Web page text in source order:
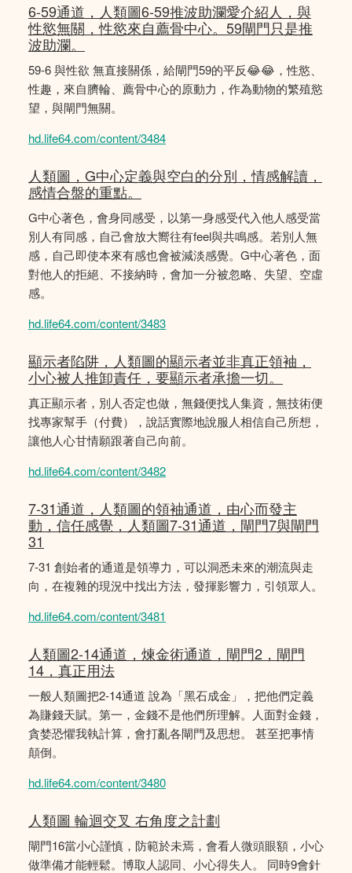
6-59通道，人類圖6-59推波助瀾愛介紹人，與
性慾無關，性慾來自薦骨中心。59閘門只是推
波助瀾。
59-6 與性欲 無直接關係，給閘門59的平反😂😂，性慾、
性趣，來自臍輪、薦骨中心的原動力，作為動物的繁殖慾
望，與閘門無關。
hd.life64.com/content/3484
人類圖，G中心定義與空白的分別，情感解讀，
感情合盤的重點。
G中心著色，會身同感受，以第一身感受代入他人感受當
別人有同感，自己會放大嚮往有feel與共鳴感。若別人無
感，自己即使本來有感也會被減淡感覺。G中心著色，面
對他人的拒絕、不接納時，會加一分被忽略、失望、空虛
感。
hd.life64.com/content/3483
顯示者陷阱，人類圖的顯示者並非真正領袖，
小心被人推卸責任，要顯示者承擔一切。
真正顯示者，別人否定也做，無錢便找人集資，無技術便
找專家幫手（付費），說話實際地說服人相信自己所想，
讓他人心甘情願跟著自己向前。
hd.life64.com/content/3482
7-31通道，人類圖的領袖通道，由心而發主
動，信任感覺，人類圖7-31通道，閘門7與閘門
31
7-31 創始者的通道是領導力，可以洞悉未來的潮流與走
向，在複雜的現況中找出方法，發揮影響力，引領眾人。
hd.life64.com/content/3481
人類圖2-14通道，煉金術通道，閘門2，閘門
14，真正用法
一般人類圖把2-14通道 說為「黑石成金」，把他們定義
為賺錢天賦。第一，金錢不是他們所理解。人面對金錢，
貪婪恐懼我執計算，會打亂各閘門及思想。 甚至把事情
顛倒。
hd.life64.com/content/3480
人類圖 輪迴交叉 右角度之計劃
閘門16當小心謹慎，防範於未焉，會看人微頭眼額，小心
做準備才能輕鬆。博取人認同、小心得失人。 同時9會針